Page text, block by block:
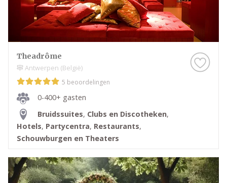
Theadrôme
Antwerpen (België)
5 beoordelingen
0-400+ gasten
Bruidssuites, Clubs en Discotheken,
Hotels, Partycentra, Restaurants,
Schouwburgen en Theaters